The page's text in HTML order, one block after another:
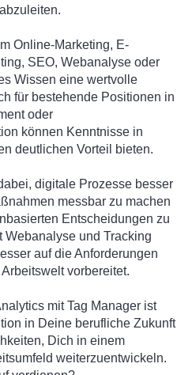
Online-Marketing, E-
SEO, Webanalyse oder
Wissen eine wertvolle
für bestehende Positionen in
oder
können Kenntnisse in
deutlichen Vorteil bieten.
digitale Prozesse besser
messbar zu machen
Entscheidungen zu
Webanalyse und Tracking
auf die Anforderungen
vorbereitet.
mit Tag Manager ist
in Deine berufliche Zukunft
Dich in einem
weiterzuentwickeln.